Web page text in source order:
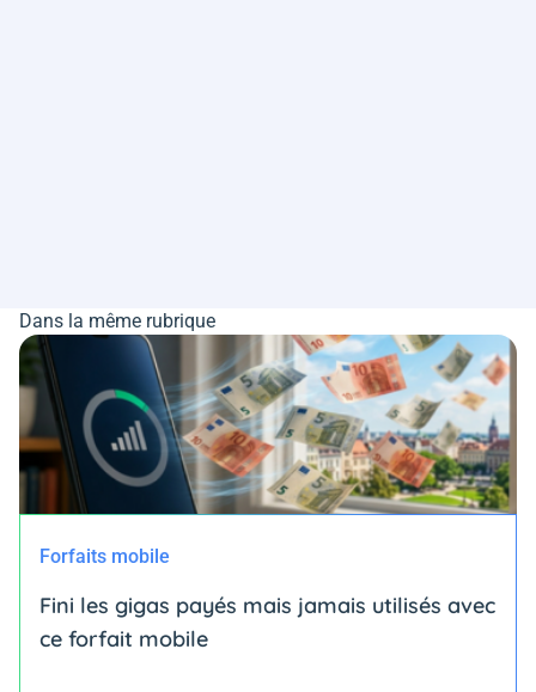
Dans la même rubrique
Forfaits mobile
Fini les gigas payés mais jamais utilisés avec
ce forfait mobile